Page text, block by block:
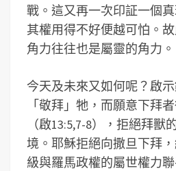
戰。這又再一次印証一個
其權用得不好便越可怕。
角力往往也是屬靈的角力。
今天及未來又如何呢？啟
「敬拜」牠，而願意下拜
（啟13:5,7-8），拒絕拜獸
境。耶穌拒絕向撒旦下拜
級與羅馬政權的屬世權力